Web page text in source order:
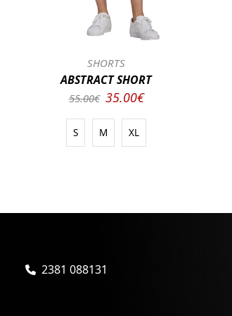
SHORTS
ABSTRACT SHORT
55.00€ 35.00€
S M XL
2381 088131